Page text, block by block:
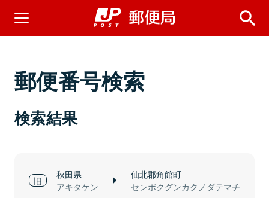
郵便番号検索
検索結果
秋田県
アキタケン
仙北郡角館町
センボクグンカクノダテマチ